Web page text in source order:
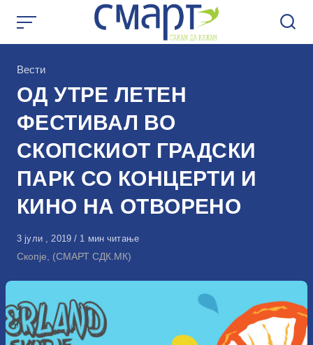
КАтегорија
Вести
ОД УТРЕ ЛЕТЕН
ФЕСТИВАЛ ВО
СКОПСКИОТ ГРАДСКИ
ПАРК СО КОНЦЕРТИ И
КИНО НА ОТВОРЕНО
Објавено
на
3 јули , 2019 1 мин читање
Скопје, (СМАРТ СДК.МК)